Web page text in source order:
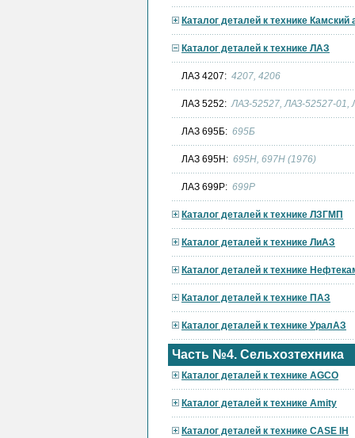
Каталог деталей к технике Камский
Каталог деталей к технике ЛАЗ
ЛАЗ 4207: 4207, 4206
ЛАЗ 5252:ЛАЗ-52527, ЛАЗ-52527-01,
ЛАЗ 695Б: 695Б
ЛАЗ 695Н: 695Н, 697Н (1976)
ЛАЗ 699Р: 699Р
Каталог деталей к технике ЛЗГМП
Каталог деталей к технике ЛиАЗ
Каталог деталей к технике
Каталог деталей к технике ПАЗ
Каталог деталей к технике УралАЗ
Часть №4. Сельхозтехника
Каталог деталей к технике AGCO
Каталог деталей к технике Amity
Каталог деталей к технике CASE IH